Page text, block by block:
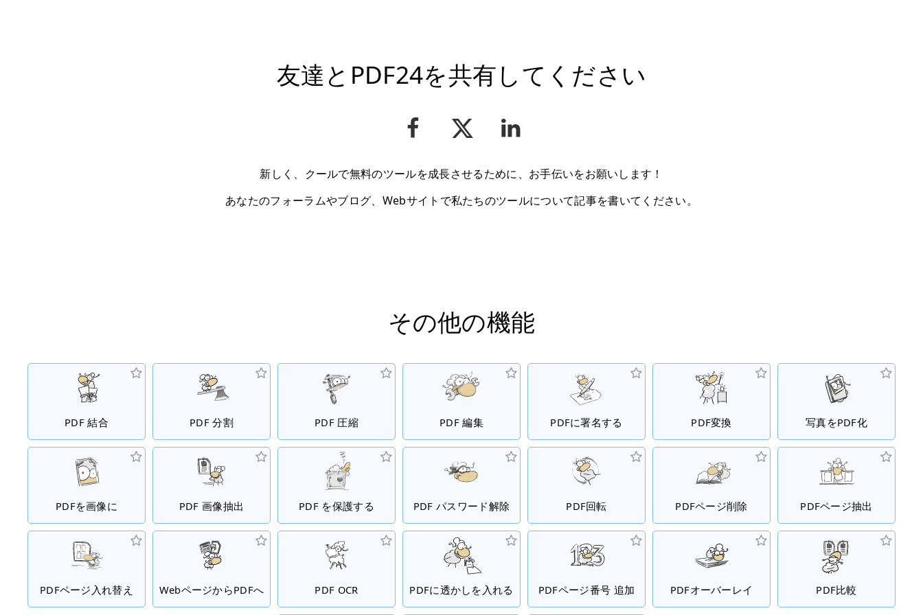
友達とPDF24を共有してください
新しく、クールで無料のツールを成長させるために、お手伝いをお願いします！
あなたのフォーラムやブログ、Webサイトで私たちのツールについて記事を書いてください。
その他の機能
PDF 結合 PDF 分割 PDF 圧縮 PDF 編集 PDFに署名する PDF変換 写真をPDF化
PDFを画像に PDF 画像抽出 PDF を保護する PDF パスワード解除 PDF回転 PDFページ削除 PDFページ抽出
PDFページ入れ替え WebページからPDFへ PDF OCR PDFに透かしを入れる PDFページ番号 追加 PDFオーバーレイ PDF比較